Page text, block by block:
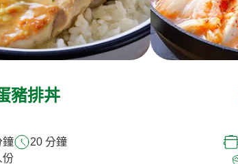
豬排丼
鐘
20 分鐘
份